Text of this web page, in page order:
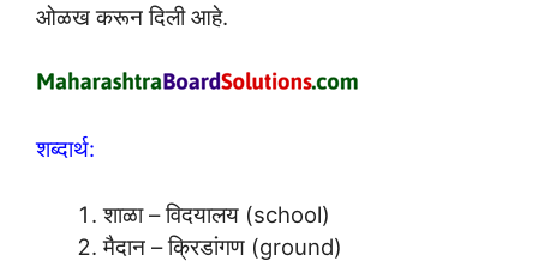
ओळख करून दिली आहे.
शब्दार्थ:
शाळा – विदयालय (school)
मैदान – क्रिडांगण (ground)